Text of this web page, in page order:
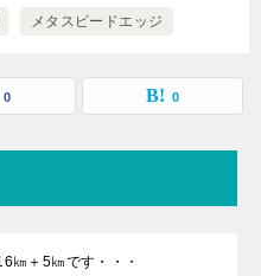
メタスピードエッジ
0 0
㎞＋5㎞です・・・